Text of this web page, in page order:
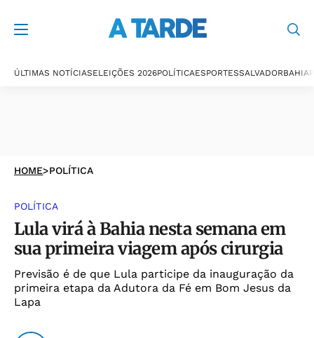
ÚLTIMAS NOTÍCIASELEIÇÕES 2026POLÍTICAESPORTESSALVADORBAHIA
HOME>POLÍTICA
POLÍTICA
Lula virá à Bahia nesta semana em
sua primeira viagem após cirurgia
Previsão é de que Lula participe da inauguração da
primeira etapa da Adutora da Fé em Bom Jesus da
Lapa